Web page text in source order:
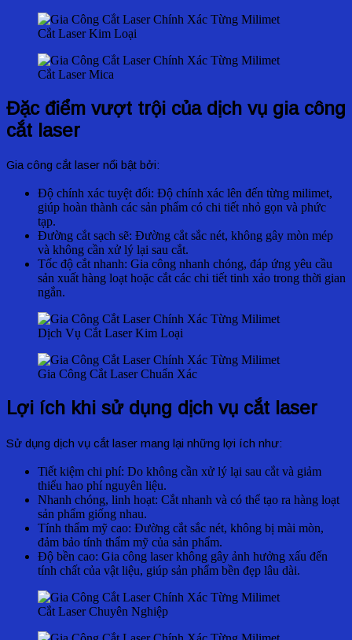
Cắt Laser Kim Loại
Cắt Laser Mica
Đặc điểm vượt trội của dịch vụ gia công
cắt laser
Gia công cắt laser nổi bật bởi:
Độ chính xác tuyệt đối: Độ chính xác lên đến từng milimet,
giúp hoàn thành các sản phẩm có chi tiết nhỏ gọn và phức
tạp.
Đường cắt sạch sẽ: Đường cắt sắc nét, không gây mòn mép
và không cần xử lý lại sau cắt.
Tốc độ cắt nhanh: Gia công nhanh chóng, đáp ứng yêu cầu
sản xuất hàng loạt hoặc cắt các chi tiết tinh xảo trong thời gian
ngắn.
Dịch Vụ Cắt Laser Kim Loại
Gia Công Cắt Laser Chuẩn Xác
Lợi ích khi sử dụng dịch vụ cắt laser
Sử dụng dịch vụ cắt laser mang lại những lợi ích như:
Tiết kiệm chi phí: Do không cần xử lý lại sau cắt và giảm
thiểu hao phí nguyên liệu.
Nhanh chóng, linh hoạt: Cắt nhanh và có thể tạo ra hàng loạt
sản phẩm giống nhau.
Tính thẩm mỹ cao: Đường cắt sắc nét, không bị mài mòn,
đảm bảo tính thẩm mỹ của sản phẩm.
Độ bền cao: Gia công laser không gây ảnh hưởng xấu đến
tính chất của vật liệu, giúp sản phẩm bền đẹp lâu dài.
Cắt Laser Chuyên Nghiệp